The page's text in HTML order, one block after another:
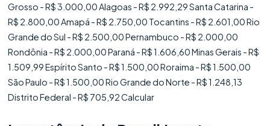
Grosso - R$ 3.000,00 Alagoas - R$ 2.992,29 Santa Catarina -
R$ 2.800,00 Amapá - R$ 2.750,00 Tocantins - R$ 2.601,00 Rio
Grande do Sul - R$ 2.500,00 Pernambuco - R$ 2.000,00
Rondônia - R$ 2.000,00 Paraná - R$ 1.606,60 Minas Gerais - R$
1.509,99 Espírito Santo - R$ 1.500,00 Roraima - R$ 1.500,00
São Paulo - R$ 1.500,00 Rio Grande do Norte - R$ 1.248,13
Distrito Federal - R$ 705,92 Calcular